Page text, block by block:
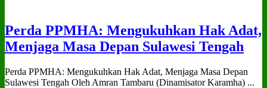
Perda PPMHA: Mengukuhkan Hak Adat,
Menjaga Masa Depan Sulawesi Tengah
Perda PPMHA: Mengukuhkan Hak Adat, Menjaga Masa Depan
Sulawesi Tengah Oleh Amran Tambaru (Dinamisator Karamha) ...